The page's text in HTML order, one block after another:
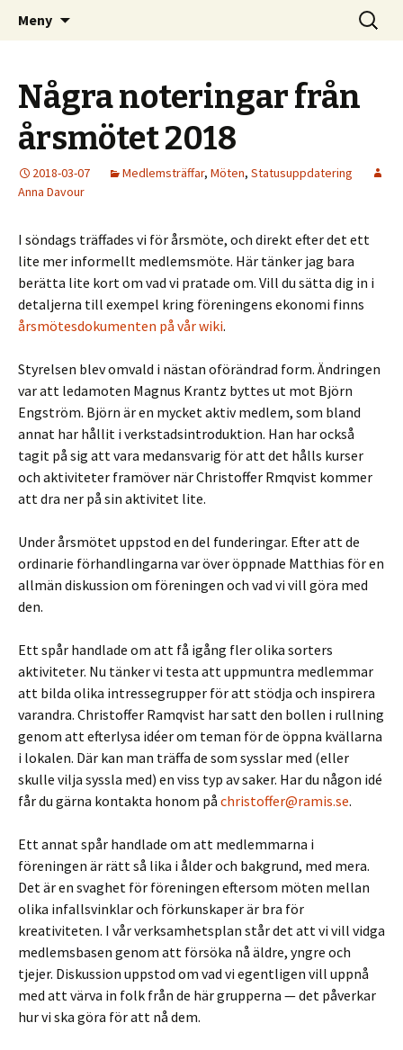
Uppsala Makerspace
Kom och skapa i Uppsala!
Meny
Sök
efter:
Några noteringar från
årsmötet 2018
2018-03-07 Medlemsträffar, Möten, Statusuppdatering
Anna Davour
I söndags träffades vi för årsmöte, och direkt efter det ett
lite mer informellt medlemsmöte. Här tänker jag bara
berätta lite kort om vad vi pratade om. Vill du sätta dig in i
detaljerna till exempel kring föreningens ekonomi finns
årsmötesdokumenten på vår wiki.
Styrelsen blev omvald i nästan oförändrad form. Ändringen
var att ledamoten Magnus Krantz byttes ut mot Björn
Engström. Björn är en mycket aktiv medlem, som bland
annat har hållit i verkstadsintroduktion. Han har också
tagit på sig att vara medansvarig för att det hålls kurser
och aktiviteter framöver när Christoffer Rmqvist kommer
att dra ner på sin aktivitet lite.
Under årsmötet uppstod en del funderingar. Efter att de
ordinarie förhandlingarna var över öppnade Matthias för en
allmän diskussion om föreningen och vad vi vill göra med
den.
Ett spår handlade om att få igång fler olika sorters
aktiviteter. Nu tänker vi testa att uppmuntra medlemmar
att bilda olika intressegrupper för att stödja och inspirera
varandra. Christoffer Ramqvist har satt den bollen i rullning
genom att efterlysa idéer om teman för de öppna kvällarna
i lokalen. Där kan man träffa de som sysslar med (eller
skulle vilja syssla med) en viss typ av saker. Har du någon idé
får du gärna kontakta honom på christoffer@ramis.se.
Ett annat spår handlade om att medlemmarna i
föreningen är rätt så lika i ålder och bakgrund, med mera.
Det är en svaghet för föreningen eftersom möten mellan
olika infallsvinklar och förkunskaper är bra för
kreativiteten. I vår verksamhetsplan står det att vi vill vidga
medlemsbasen genom att försöka nå äldre, yngre och
tjejer. Diskussion uppstod om vad vi egentligen vill uppnå
med att värva in folk från de här grupperna — det påverkar
hur vi ska göra för att nå dem.